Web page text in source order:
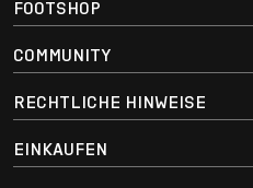
FOOTSHOP
COMMUNITY
RECHTLICHE HINWEISE
EINKAUFEN